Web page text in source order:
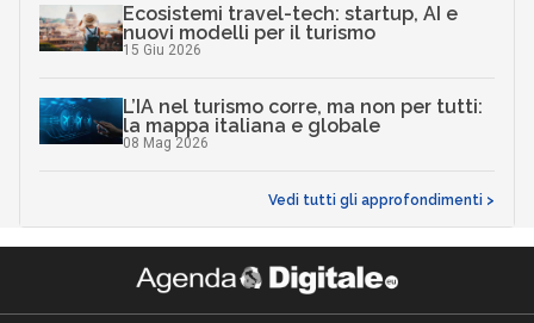
Ecosistemi travel-tech: startup, AI e
nuovi modelli per il turismo
15 Giu 2026
L’IA nel turismo corre, ma non per tutti:
la mappa italiana e globale
08 Mag 2026
Vedi tutti gli approfondimenti >